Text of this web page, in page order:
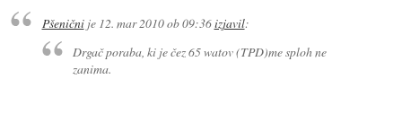
Pšeničnije 12. mar 2010 ob 09:36izjavil:
Drgač poraba, ki je čez 65 watov (TPD)me sploh ne
zanima.